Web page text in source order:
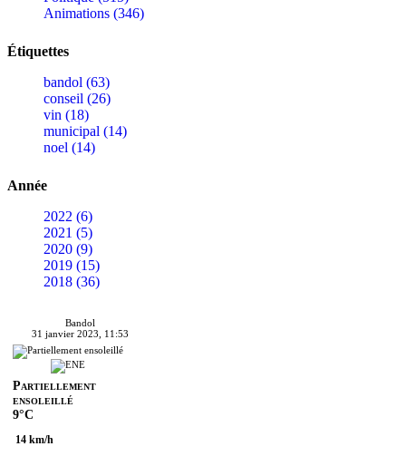
Animations (346)
Étiquettes
bandol (63)
conseil (26)
vin (18)
municipal (14)
noel (14)
Année
2022 (6)
2021 (5)
2020 (9)
2019 (15)
2018 (36)
Bandol
31 janvier 2023, 11:53
Partiellement
ensoleillé
9°C
14 km/h